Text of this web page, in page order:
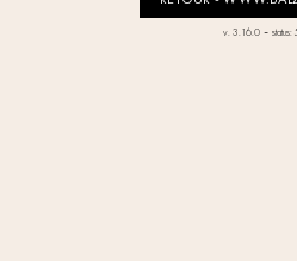
v. 3.16.0-